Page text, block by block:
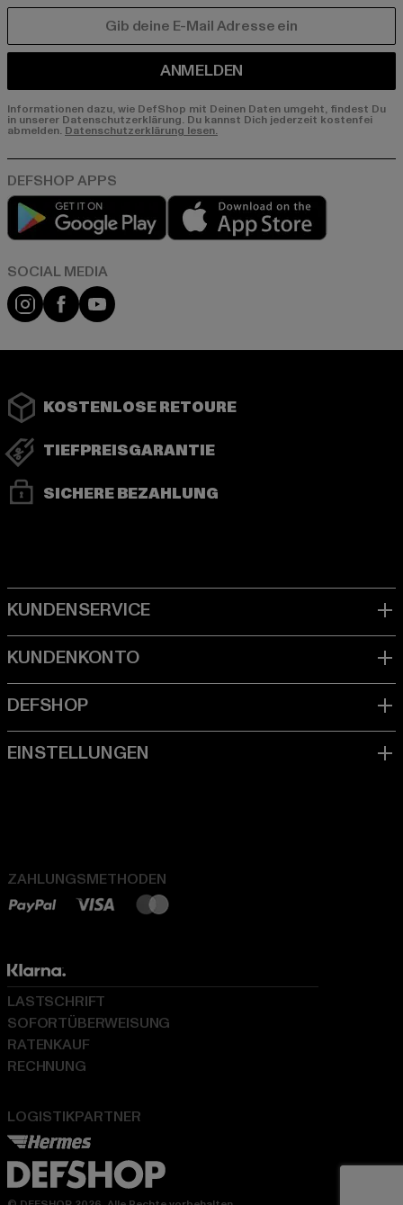
ANMELDEN
Informationen dazu, wie DefShop mit Deinen Daten umgeht, findest Du
in unserer Datenschutzerklärung. Du kannst Dich jederzeit kostenfei
abmelden. Datenschutzerklärung lesen.
Play market
Instagram
FacebookYouTube
KOSTENLOSE RETOURE
TIEFPREISGARANTIE
SICHERE BEZAHLUNG
ZAHLUNGSMETHODEN
LOGISTIKPARTNER
LASTSCHRIFT
SOFORTÜBERWEISUNG
RATENKAUF
RECHNUNG